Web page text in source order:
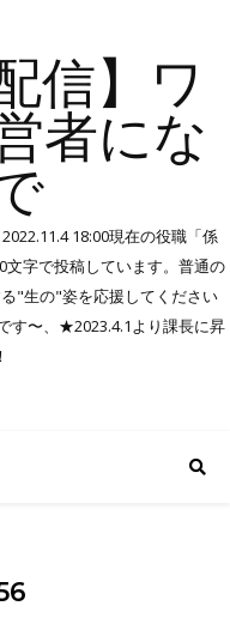
信】ワ
者にな
18:00現在の役職「係
字で投稿しています。普通の
"生の"姿を応援してください
す〜、★2023.4.1より課長に昇